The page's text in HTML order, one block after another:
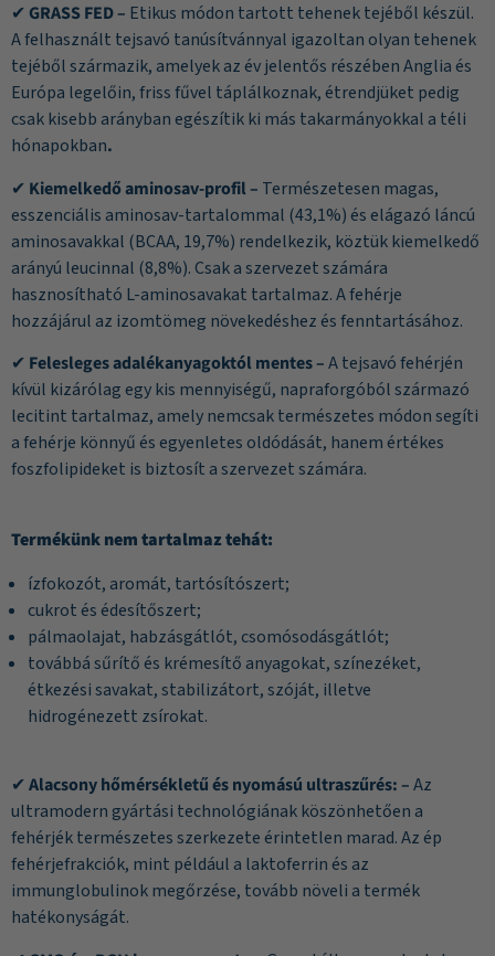
✔GRASS FED – Etikus módon tartott tehenek tejéből készül.
A felhasznált tejsavó tanúsítvánnyal igazoltan olyan tehenek
tejéből származik, amelyek az év jelentős részében Anglia és
Európa legelőin, friss fűvel táplálkoznak, étrendjüket pedig
csak kisebb arányban egészítik ki más takarmányokkal a téli
hónapokban.
✔ Kiemelkedő aminosav-profil – Természetesen magas,
esszenciális aminosav-tartalommal (43,1%) és elágazó láncú
aminosavakkal (BCAA, 19,7%) rendelkezik, köztük kiemelkedő
arányú leucinnal (8,8%). Csak a szervezet számára
hasznosítható L-aminosavakat tartalmaz. A fehérje
hozzájárul az izomtömeg növekedéshez és fenntartásához.
✔ Felesleges adalékanyagoktól mentes –A tejsavó fehérjén
kívül kizárólag egy kis mennyiségű, napraforgóból származó
lecitint tartalmaz, amely nemcsak természetes módon segíti
a fehérje könnyű és egyenletes oldódását, hanem értékes
foszfolipideket is biztosít a szervezet számára.
Termékünk nem tartalmaz tehát:
ízfokozót, aromát, tartósítószert;
cukrot és édesítőszert;
pálmaolajat, habzásgátlót, csomósodásgátlót;
továbbá sűrítő és krémesítő anyagokat, színezéket,
étkezési savakat, stabilizátort, szóját, illetve
hidrogénezett zsírokat.
✔Alacsony hőmérsékletű és nyomású ultraszűrés: –Az
ultramodern gyártási technológiának köszönhetően a
fehérjék természetes szerkezete érintetlen marad. Az ép
fehérjefrakciók, mint például a laktoferrin és az
immunglobulinok megőrzése, tovább növeli a termék
hatékonyságát.